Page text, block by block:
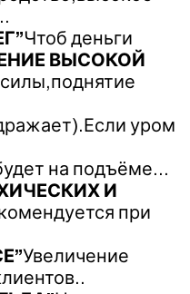
Чтоб деньги
ВЫСОКОЙ
уром
на подъёме…
И
при
Увеличение